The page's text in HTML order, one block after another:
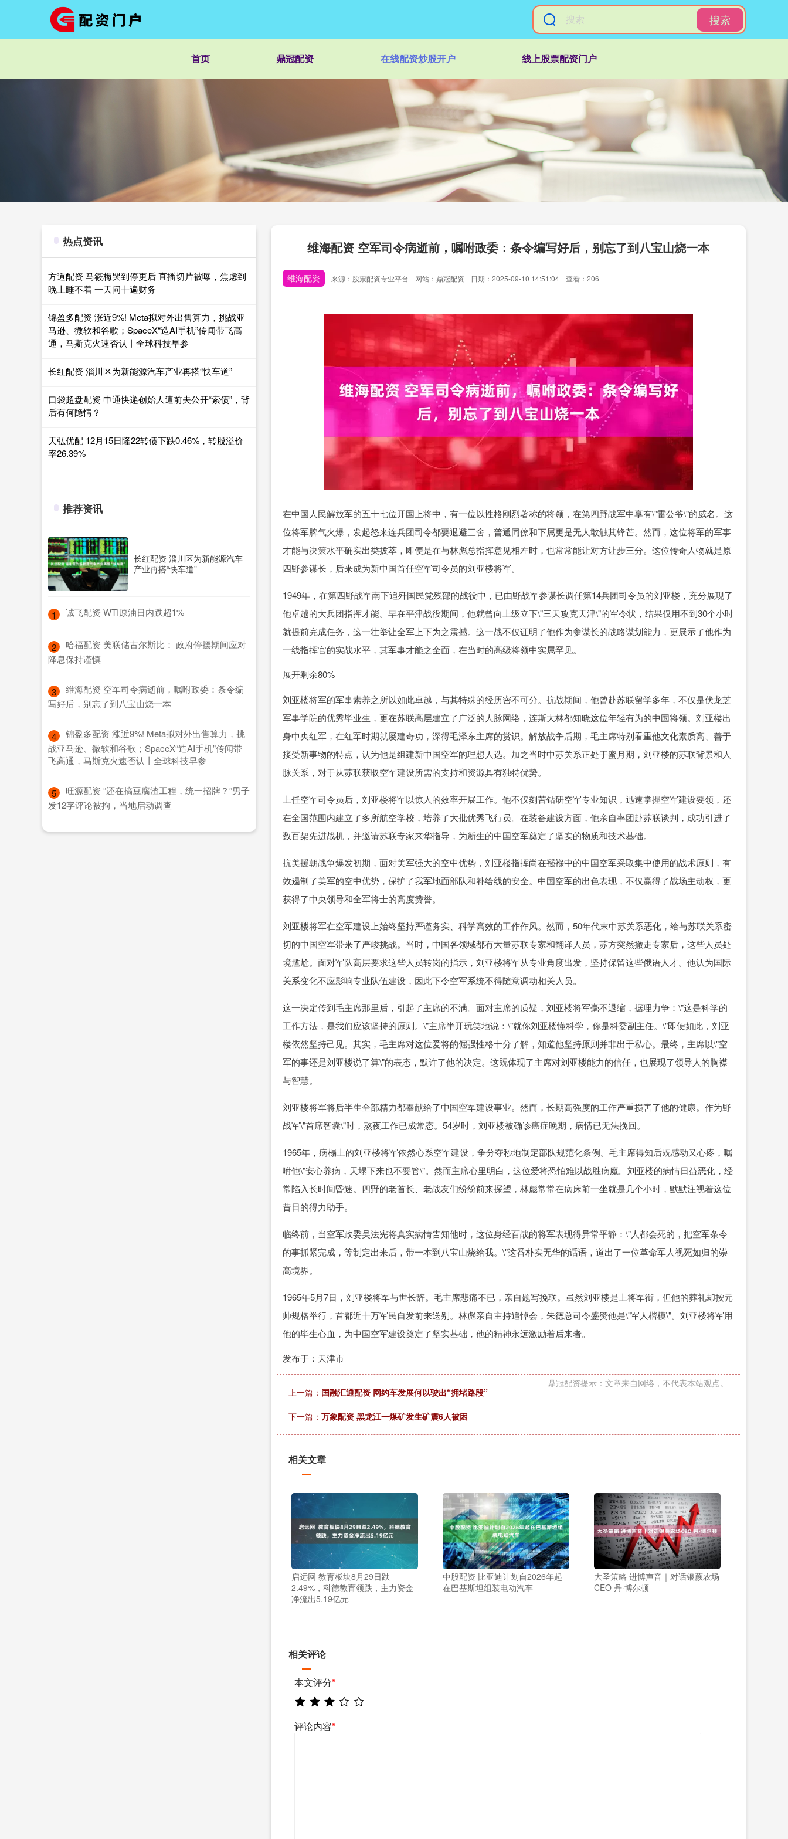
搜索
首页 鼎冠配资 在线配资炒股开户 线上股票配资门户
维海配资 空军司令病逝前，嘱咐政委：条令编写好后，别忘了到八宝山烧一本
维海配资 来源：股票配资专业平台 网站：鼎冠配资 日期：2025-09-10 14:51:04 查看：206
在中国人民解放军的五十七位开国上将中，有一位以性格刚烈著称的将领，在第四野战军中享有\"雷公爷\"的威名。这
位将军脾气火爆，发起怒来连兵团司令都要退避三舍，普通同僚和下属更是无人敢触其锋芒。然而，这位将军的军事
才能与决策水平确实出类拔萃，即便是在与林彪总指挥意见相左时，也常常能让对方让步三分。这位传奇人物就是原
四野参谋长，后来成为新中国首任空军司令员的刘亚楼将军。
1949年，在第四野战军南下追歼国民党残部的战役中，已由野战军参谋长调任第14兵团司令员的刘亚楼，充分展现了
他卓越的大兵团指挥才能。早在平津战役期间，他就曾向上级立下\"三天攻克天津\"的军令状，结果仅用不到30个小时
就提前完成任务，这一壮举让全军上下为之震撼。这一战不仅证明了他作为参谋长的战略谋划能力，更展示了他作为
一线指挥官的实战水平，其军事才能之全面，在当时的高级将领中实属罕见。
展开剩余80%
刘亚楼将军的军事素养之所以如此卓越，与其特殊的经历密不可分。抗战期间，他曾赴苏联留学多年，不仅是伏龙芝
军事学院的优秀毕业生，更在苏联高层建立了广泛的人脉网络，连斯大林都知晓这位年轻有为的中国将领。刘亚楼出
身中央红军，在红军时期就屡建奇功，深得毛泽东主席的赏识。解放战争后期，毛主席特别看重他文化素质高、善于
接受新事物的特点，认为他是组建新中国空军的理想人选。加之当时中苏关系正处于蜜月期，刘亚楼的苏联背景和人
脉关系，对于从苏联获取空军建设所需的支持和资源具有独特优势。
上任空军司令员后，刘亚楼将军以惊人的效率开展工作。他不仅刻苦钻研空军专业知识，迅速掌握空军建设要领，还
在全国范围内建立了多所航空学校，培养了大批优秀飞行员。在装备建设方面，他亲自率团赴苏联谈判，成功引进了
数百架先进战机，并邀请苏联专家来华指导，为新生的中国空军奠定了坚实的物质和技术基础。
抗美援朝战争爆发初期，面对美军强大的空中优势，刘亚楼指挥尚在襁褓中的中国空军采取集中使用的战术原则，有
效遏制了美军的空中优势，保护了我军地面部队和补给线的安全。中国空军的出色表现，不仅赢得了战场主动权，更
获得了中央领导和全军将士的高度赞誉。
刘亚楼将军在空军建设上始终坚持严谨务实、科学高效的工作作风。然而，50年代末中苏关系恶化，给与苏联关系密
切的中国空军带来了严峻挑战。当时，中国各领域都有大量苏联专家和翻译人员，苏方突然撤走专家后，这些人员处
境尴尬。面对军队高层要求这些人员转岗的指示，刘亚楼将军从专业角度出发，坚持保留这些俄语人才。他认为国际
关系变化不应影响专业队伍建设，因此下令空军系统不得随意调动相关人员。
这一决定传到毛主席那里后，引起了主席的不满。面对主席的质疑，刘亚楼将军毫不退缩，据理力争：\"这是科学的
工作方法，是我们应该坚持的原则。\"主席半开玩笑地说：\"就你刘亚楼懂科学，你是科委副主任。\"即便如此，刘亚
楼依然坚持己见。其实，毛主席对这位爱将的倔强性格十分了解，知道他坚持原则并非出于私心。最终，主席以\"空
军的事还是刘亚楼说了算\"的表态，默许了他的决定。这既体现了主席对刘亚楼能力的信任，也展现了领导人的胸襟
与智慧。
刘亚楼将军将后半生全部精力都奉献给了中国空军建设事业。然而，长期高强度的工作严重损害了他的健康。作为野
战军\"首席智囊\"时，熬夜工作已成常态。54岁时，刘亚楼被确诊癌症晚期，病情已无法挽回。
1965年，病榻上的刘亚楼将军依然心系空军建设，争分夺秒地制定部队规范化条例。毛主席得知后既感动又心疼，嘱
咐他\"安心养病，天塌下来也不要管\"。然而主席心里明白，这位爱将恐怕难以战胜病魔。刘亚楼的病情日益恶化，经
常陷入长时间昏迷。四野的老首长、老战友们纷纷前来探望，林彪常常在病床前一坐就是几个小时，默默注视着这位
昔日的得力助手。
临终前，当空军政委吴法宪将真实病情告知他时，这位身经百战的将军表现得异常平静：\"人都会死的，把空军条令
的事抓紧完成，等制定出来后，带一本到八宝山烧给我。\"这番朴实无华的话语，道出了一位革命军人视死如归的崇
高境界。
1965年5月7日，刘亚楼将军与世长辞。毛主席悲痛不已，亲自题写挽联。虽然刘亚楼是上将军衔，但他的葬礼却按元
帅规格举行，首都近十万军民自发前来送别。林彪亲自主持追悼会，朱德总司令盛赞他是\"军人楷模\"。刘亚楼将军用
他的毕生心血，为中国空军建设奠定了坚实基础，他的精神永远激励着后来者。
发布于：天津市
鼎冠配资提示：文章来自网络，不代表本站观点。
上一篇： 国融汇通配资 网约车发展何以驶出“拥堵路段”
下一篇： 万象配资 黑龙江一煤矿发生矿震6人被困
相关文章
启远网 教育板块8月29日跌
2.49%，科德教育领跌，主力资金
净流出5.19亿元
中股配资 比亚迪计划自2026年起
在巴基斯坦组装电动汽车
大圣策略 进博声音｜对话银蕨农场
CEO 丹·博尔顿
相关评论
本文评分*
评论内容*
热点资讯
方道配资 马筱梅哭到停更后 直播切片被曝，焦虑到
晚上睡不着 一天问十遍财务
锦盈多配资 涨近9%! Meta拟对外出售算力，挑战亚
马逊、微软和谷歌；SpaceX“造AI手机”传闻带飞高
通，马斯克火速否认丨全球科技早参
长红配资 淄川区为新能源汽车产业再搭“快车道”
口袋超盘配资 申通快递创始人遭前夫公开“索债”，背
后有何隐情？
天弘优配 12月15日隆22转债下跌0.46%，转股溢价
率26.39%
推荐资讯
长红配资 淄川区为新能源汽车
产业再搭“快车道”
1 ​诚飞配资 WTI原油日内跌超1%
2
​哈福配资 美联储古尔斯比： 政府停摆期间应对
降息保持谨慎
3
​维海配资 空军司令病逝前，嘱咐政委：条令编
写好后，别忘了到八宝山烧一本
4
​锦盈多配资 涨近9%! Meta拟对外出售算力，挑
战亚马逊、微软和谷歌；SpaceX“造AI手机”传闻带
飞高通，马斯克火速否认丨全球科技早参
5
​旺源配资 “还在搞豆腐渣工程，统一招牌？”男子
发12字评论被拘，当地启动调查